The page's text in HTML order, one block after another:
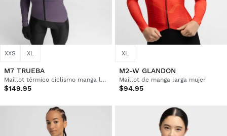
XXS XL
M7 TRUEBA
Maillot térmico ciclismo manga larga mujer
$149.95
XL
M2-W GLANDON
Maillot de manga larga mujer
$94.95